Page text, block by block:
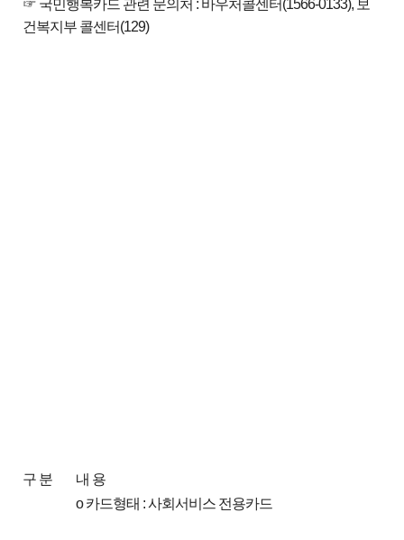
☞ 국민행복카드 관련 문의처 : 바우처콜센터(1566-0133), 보
건복지부 콜센터(129)
구 분 내 용
o 카드형태 : 사회서비스 전용카드